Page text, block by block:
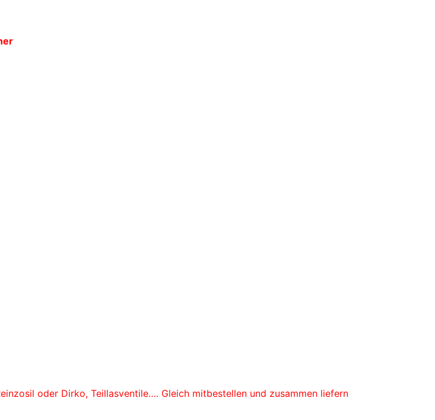
oder Dirko, Teillasventile…. Gleich mitbestellen und zusammen liefern